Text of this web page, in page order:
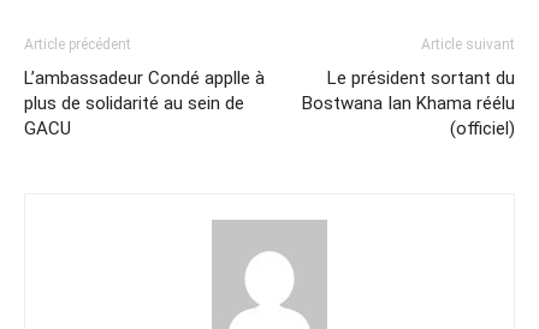
Article précédent
L’ambassadeur Condé applle à
plus de solidarité au sein de
GACU
Article suivant
Le président sortant du
Bostwana Ian Khama réélu
(officiel)